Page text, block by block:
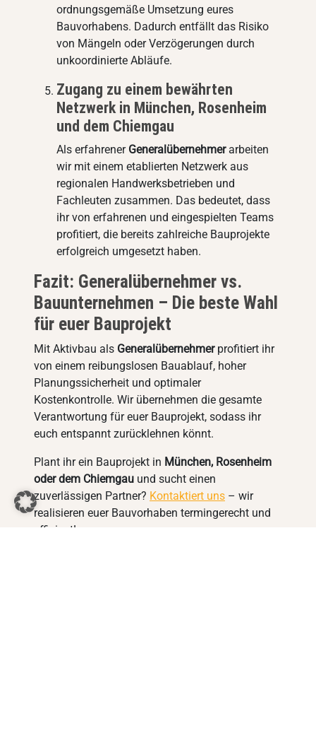
ordnungsgemäße Umsetzung eures
Bauvorhabens. Dadurch entfällt das Risiko
von Mängeln oder Verzögerungen durch
unkoordinierte Abläufe.
Zugang zu einem bewährten
Netzwerk in München, Rosenheim
und dem Chiemgau
Als erfahrener Generalübernehmerarbeiten
wir mit einem etablierten Netzwerk aus
regionalen Handwerksbetrieben und
Fachleuten zusammen. Das bedeutet, dass
ihr von erfahrenen und eingespielten Teams
profitiert, die bereits zahlreiche Bauprojekte
erfolgreich umgesetzt haben.
Fazit: Generalübernehmer vs.
Bauunternehmen – Die beste Wahl
für euer Bauprojekt
Mit Aktivbau als Generalübernehmerprofitiert ihr
von einem reibungslosen Bauablauf, hoher
Planungssicherheit und optimaler
Kostenkontrolle. Wir übernehmen die gesamte
Verantwortung für euer Bauprojekt, sodass ihr
euch entspannt zurücklehnen könnt.
Plant ihr ein Bauprojekt in München, Rosenheim
oder dem Chiemgau und sucht einen
zuverlässigen Partner? Kontaktiert uns – wir
realisieren euer Bauvorhaben termingerecht und
effizient!